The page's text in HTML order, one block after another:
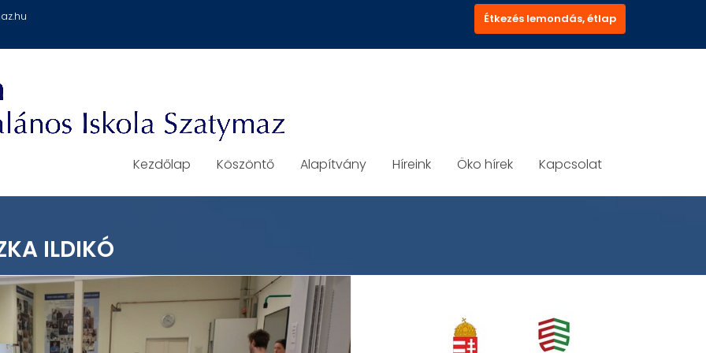
Étkezés lemondás, étlap
Kezdőlap Köszöntő Alapítvány Híreink Öko hírek Kapcsolat
ILDIKÓ